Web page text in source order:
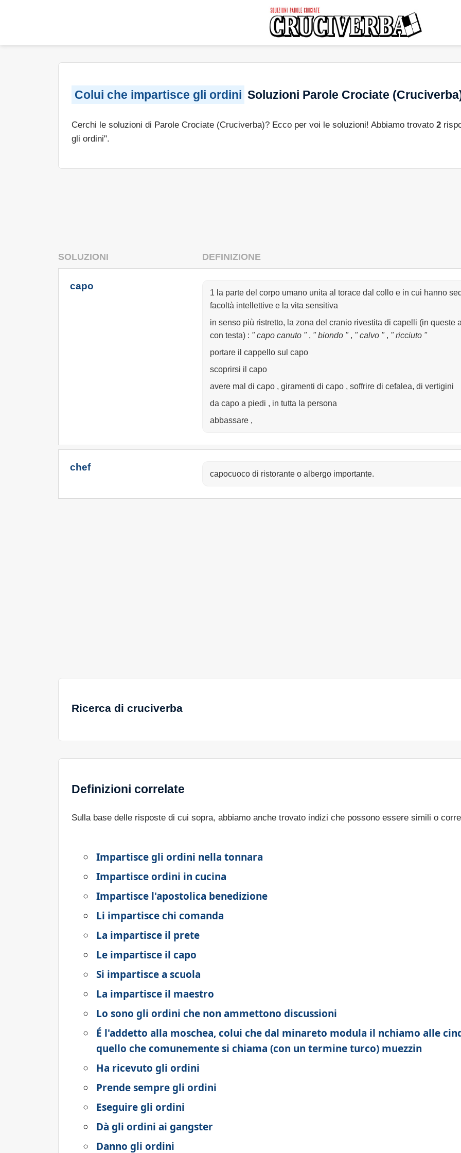
Colui che impartisce gli ordini Soluzioni Parole Crociate
Cerchi le soluzioni di Parole Crociate (Cruciverba)? Ecco per voi le soluzioni! Abbiamo trovato 2
gli ordini".
SOLUZIONI DEFINIZIONE
capo
1 la parte del corpo umano unita al torace dal collo e in cui hanno
facoltà intellettive e la vita sensitiva
in senso più ristretto, la zona del cranio rivestita di capelli (in queste
con testa) : " capo canuto " , " biondo " , " calvo " , " ricciuto "
portare il cappello sul capo
scoprirsi il capo
avere mal di capo , giramenti di capo , soffrire di cefalea, di vertigini
da capo a piedi , in tutta la persona
abbassare ,
chef
capocuoco di ristorante o albergo importante.
Ricerca di cruciverba
Definizioni correlate
Sulla base delle risposte di cui sopra, abbiamo anche trovato indizi che possono essere simili o
Impartisce gli ordini nella tonnara
Impartisce ordini in cucina
Impartisce l'apostolica benedizione
Li impartisce chi comanda
La impartisce il prete
Le impartisce il capo
Si impartisce a scuola
La impartisce il maestro
Lo sono gli ordini che non ammettono discussioni
É l'addetto alla moschea, colui che dal minareto modula il nchiamo alle
quello che comunemente si chiama (con un termine turco) muezzin
Ha ricevuto gli ordini
Prende sempre gli ordini
Eseguire gli ordini
Dà gli ordini ai gangster
Danno gli ordini